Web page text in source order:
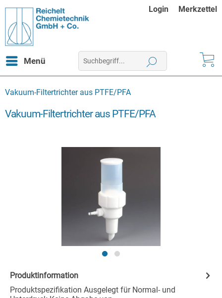
Login Merkzettel
Menü
Vakuum-Filtertrichter aus PTFE/PFA
Vakuum-Filtertrichter aus PTFE/PFA
Produktinformation
Produktspezifikation Ausgelegt für Normal- und